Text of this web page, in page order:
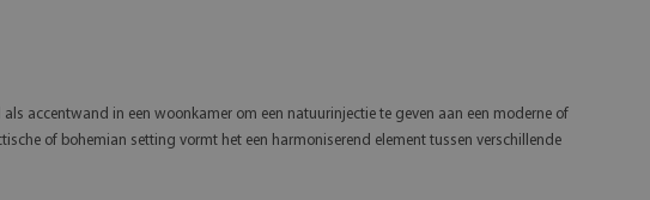
accentwand in een woonkamer om een natuurinjectie te geven aan een moderne of
of bohemian setting vormt het een harmoniserend element tussen verschillende